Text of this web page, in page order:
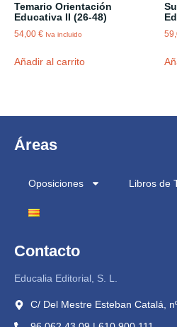
Temario Orientación
Educativa II (26-48)
54,00 € Iva incluido
Añadir al carrito
Áreas
Oposiciones Libros de
Contacto
Educalia Editorial, S. L.
C/ Del Mestre Esteban Catalá,